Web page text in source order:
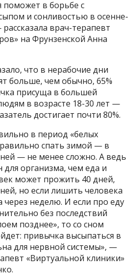
в борьбе с
и сонливостью в осенне-
врач-терапевт
на Фрунзенской Анна
что в нерабочие дни
больше, чем обычно, 65%
присуща в большей
в возрасте 18-30 лет —
достигает почти 80%.
в период «белых
спать зимой — в
— не менее сложно. А ведь
организма, чем еда и
может прожить 40 дней,
но если лишить человека
через неделю. И если про еду
без последствий
позднее», то со сном
привычка высыпаться в
для нервной системы», —
«Виртуальной клиники»